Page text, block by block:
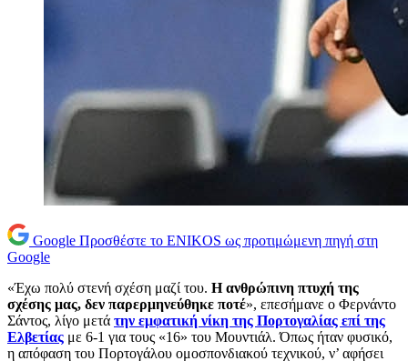
Google Προσθέστε το ENIKOS ως προτιμώμενη πηγή στη
Google
«Έχω πολύ στενή σχέση μαζί του. Η ανθρώπινη πτυχή της
σχέσης μας, δεν παρερμηνεύθηκε ποτέ», επεσήμανε ο Φερνάντο
Σάντος, λίγο μετά την εμφατική νίκη της Πορτογαλίας επί της
Ελβετίας με 6-1 για τους «16» του Μουντιάλ. Όπως ήταν φυσικό,
η απόφαση του Πορτογάλου ομοσπονδιακού τεχνικού, ν’ αφήσει